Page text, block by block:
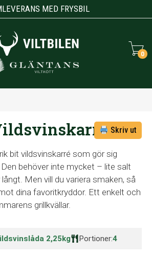
MED FRYSBIL
0
Skriv ut
bit vildsvinskarré som gör sig
behöver inte mycket – lite salt
Men vill du variera smaken, så
dina favoritkryddor. Ett enkelt och
grillkvällar.
2,25kg Portioner:4